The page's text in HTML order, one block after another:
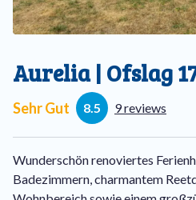
Aurelia | Ofslag
Sehr Gut 8.5 9 reviews
Wunderschön renoviertes
Badezimmern, charmantem